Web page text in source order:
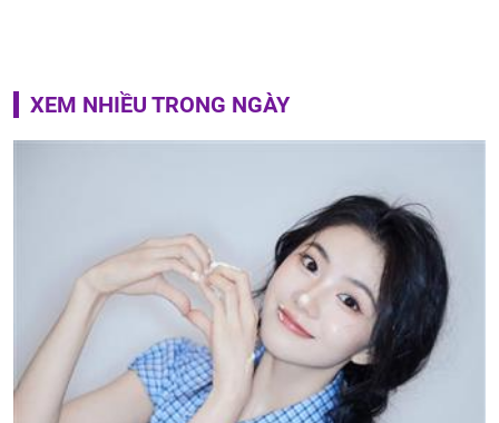
XEM NHIỀU TRONG NGÀY